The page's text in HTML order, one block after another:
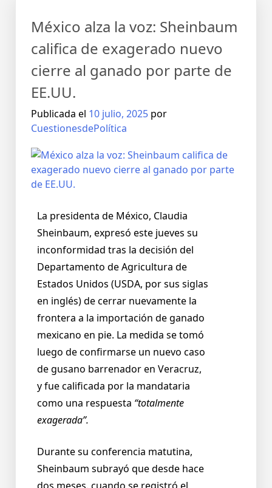
México alza la voz: Sheinbaum
califica de exagerado nuevo
cierre al ganado por parte de
EE.UU.
Publicada el 10 julio, 2025 por
CuestionesdePolítica
La presidenta de México, Claudia
Sheinbaum, expresó este jueves su
inconformidad tras la decisión del
Departamento de Agricultura de
Estados Unidos (USDA, por sus siglas
en inglés) de cerrar nuevamente la
frontera a la importación de ganado
mexicano en pie. La medida se tomó
luego de confirmarse un nuevo caso
de gusano barrenador en Veracruz,
y fue calificada por la mandataria
como una respuesta “totalmente
exagerada”.
Durante su conferencia matutina,
Sheinbaum subrayó que desde hace